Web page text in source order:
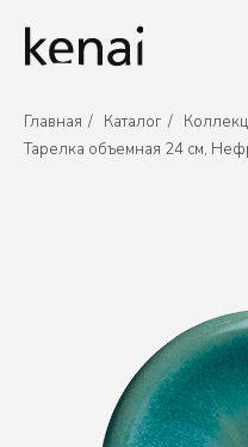
Главная / Каталог /
Тарелка объемная 24 см,